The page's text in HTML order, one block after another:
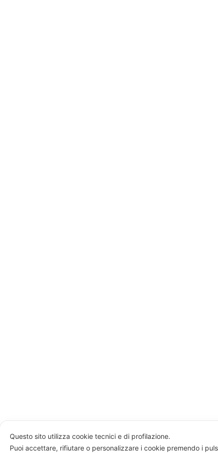
Questo sito utilizza cookie tecnici e di profilazione.
Puoi accettare, rifiutare o personalizzare i cookie premendo i